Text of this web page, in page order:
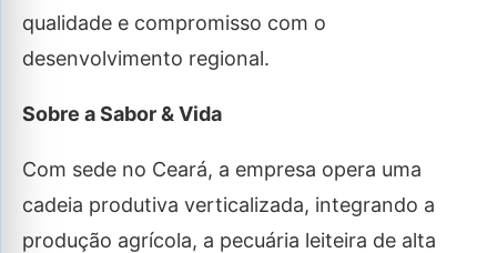
qualidade e compromisso com o
desenvolvimento regional.
Sobre a Sabor & Vida
Com sede no Ceará, a empresa opera uma
cadeia produtiva verticalizada, integrando a
produção agrícola, a pecuária leiteira de alta